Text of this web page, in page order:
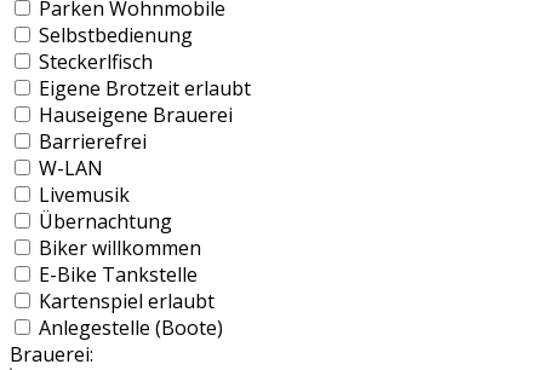
Parken Wohnmobile
Selbstbedienung
Steckerlfisch
Eigene Brotzeit erlaubt
Hauseigene Brauerei
Barrierefrei
W-LAN
Livemusik
Übernachtung
Biker willkommen
E-Bike Tankstelle
Kartenspiel erlaubt
Anlegestelle (Boote)
Brauerei: